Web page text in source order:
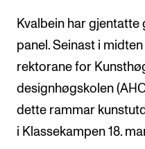
Kvalbein har
panel. Seinast i
rektorane for
designhøgskolen
dette rammar
i Klassekampen 18.